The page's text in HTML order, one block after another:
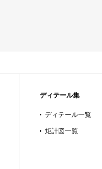
ディテール集
ディテール一覧
矩計図一覧